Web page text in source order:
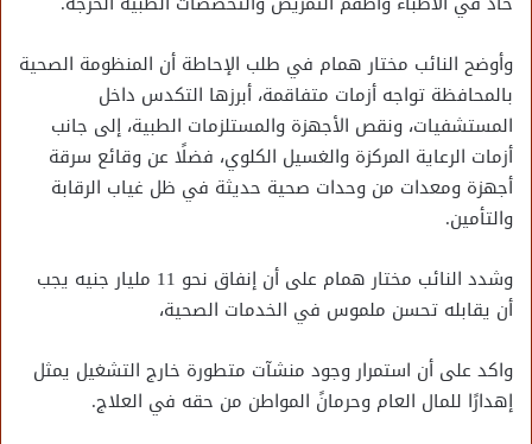
وأوضح النائب مختار همام في طلب الإحاطة أن المنظومة الصحية
بالمحافظة تواجه أزمات متفاقمة، أبرزها التكدس داخل
المستشفيات، ونقص الأجهزة والمستلزمات الطبية، إلى جانب
أزمات الرعاية المركزة والغسيل الكلوي، فضلًا عن وقائع سرقة
أجهزة ومعدات من وحدات صحية حديثة في ظل غياب الرقابة
والتأمين.
وشدد النائب مختار همام على أن إنفاق نحو 11 مليار جنيه يجب
أن يقابله تحسن ملموس في الخدمات الصحية،
واكد على أن استمرار وجود منشآت متطورة خارج التشغيل يمثل
إهدارًا للمال العام وحرمانً المواطن من حقه في العلاج.